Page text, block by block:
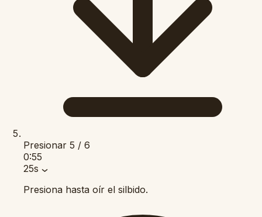
Presionar 5 / 6
0:55
25s
Presiona hasta oír el silbido.